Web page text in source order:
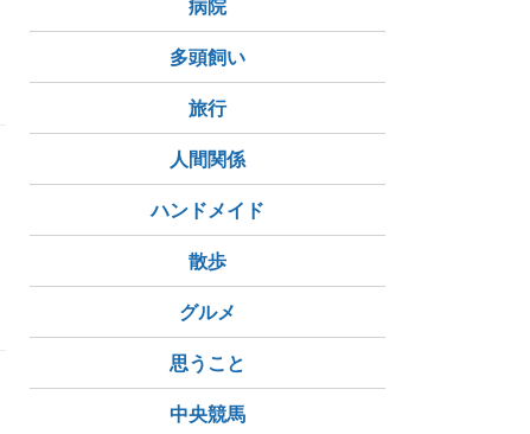
多頭飼い
旅行
人間関係
ハンドメイド
散歩
グルメ
思うこと
中央競馬